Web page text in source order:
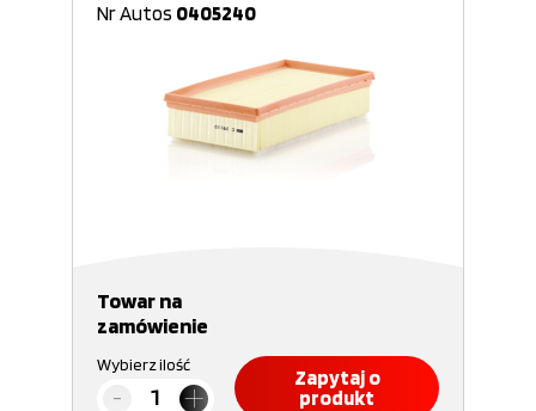
Nr Autos 0405240
Towar na
zamówienie
Wybierz ilość
Zapytaj o
produkt